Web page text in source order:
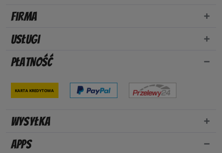
Firma
Usługi
Płatność
Karta kredytowa
Wysyłka
Apps